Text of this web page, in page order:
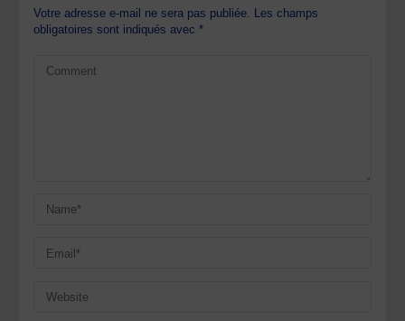
Votre adresse e-mail ne sera pas publiée.
Les champs
obligatoires sont indiqués avec*